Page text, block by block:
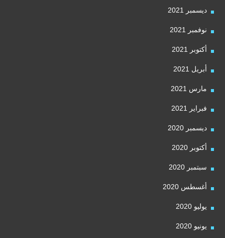
ديسمبر 2021
نوفمبر 2021
أكتوبر 2021
أبريل 2021
مارس 2021
فبراير 2021
ديسمبر 2020
أكتوبر 2020
سبتمبر 2020
أغسطس 2020
يوليو 2020
يونيو 2020